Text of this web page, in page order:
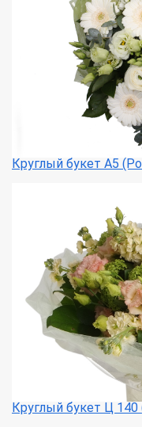
Круглый букет А5
Круглый букет Ц